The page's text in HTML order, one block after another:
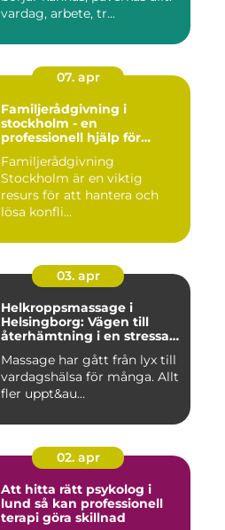
vardag, arbete, tr...
07. apr
Familjerådgivning i
stockholm - en
professionell hjälp för
Familjerådgivning
Stockholm är en viktig
resurs för att hantera och
lösa konfli...
03. apr
Helkroppsmassage i
Helsingborg: Vägen till
återhämtning i en stressad
Massage har gått från lyx till
vardagshälsa för många. Allt
fler uppt&au...
02. apr
Att hitta rätt psykolog i
lund så kan professionell
terapi göra skillnad